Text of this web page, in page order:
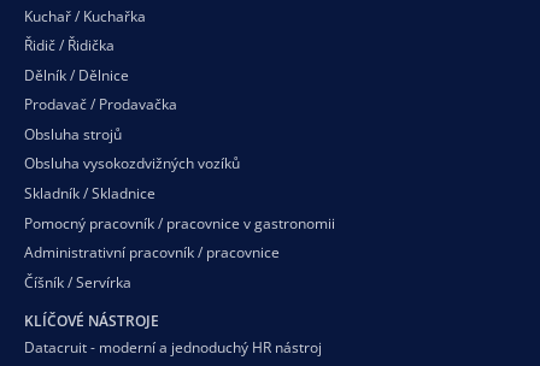
Kuchař / Kuchařka
Řidič / Řidička
Dělník / Dělnice
Prodavač / Prodavačka
Obsluha strojů
Obsluha vysokozdvižných vozíků
Skladník / Skladnice
Pomocný pracovník / pracovnice v gastronomii
Administrativní pracovník / pracovnice
Číšník / Servírka
KLÍČOVÉ NÁSTROJE
Datacruit - moderní a jednoduchý HR nástroj